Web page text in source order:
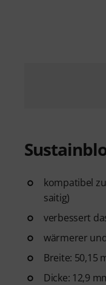
kompatibel
saitig)
verbessert
wärmerer
Breite: 50,15
Dicke: 12,9